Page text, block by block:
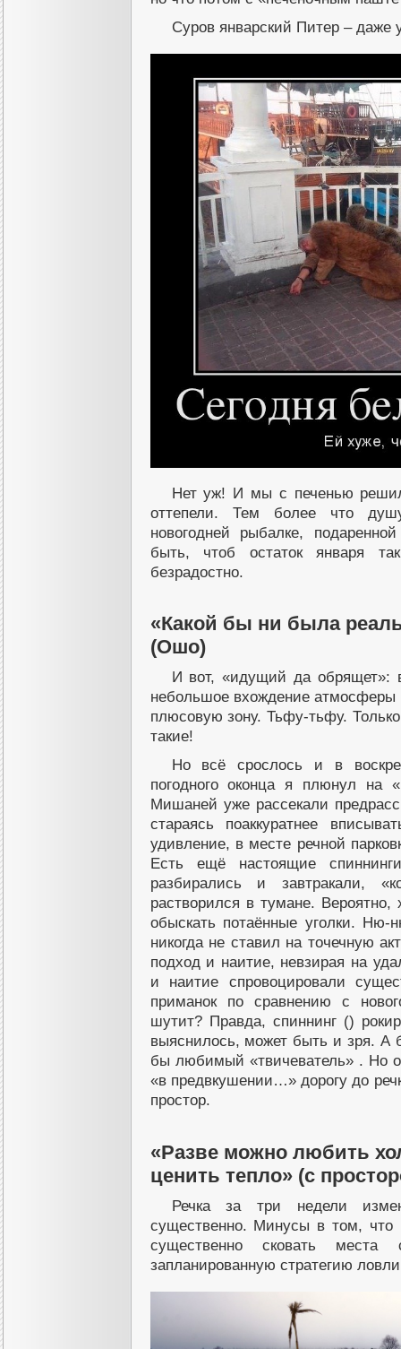
Суров январский Питер – даже
Нет уж! И мы с печенью
оттепели. Тем более что
новогодней рыбалке,
быть, чтоб остаток января
безрадостно.
«Какой бы ни была
(Ошо)
И вот, «идущий да обрящет»:
небольшое вхождение
плюсовую зону. Тьфу-тьфу.
такие!
Но всё срослось и в
погодного оконца я плюнул на
Мишаней уже рассекали
стараясь поаккуратнее
удивление, в месте речной
Есть ещё настоящие
разбирались и завтракали,
растворился в тумане.
обыскать потаённые уголки.
никогда не ставил на точечную
подход и наитие, невзирая на
и наитие спровоцировали
приманок по сравнению с
шутит? Правда, спиннинг ()
выяснилось, может быть и зря. А
бы любимый «твичеватель» . Но
«в предвкушении…» дорогу до
простор.
«Разве можно любить
ценить тепло» (с
Речка за три недели
существенно. Минусы в том, что
существенно сковать
запланированную стратегию